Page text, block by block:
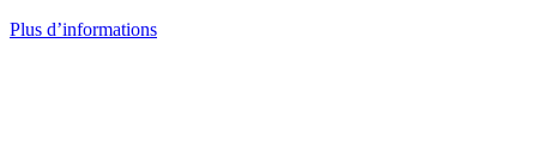
Plus d’informations